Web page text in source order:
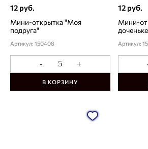
12 руб.
Мини-открытка "Моя
подруга"
Артикул: 150408
- +
В КОРЗИНУ
12 руб.
Мини-
Артикул: